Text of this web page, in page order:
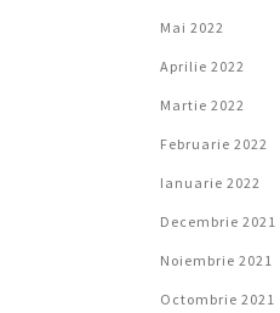
Mai 2022
Aprilie 2022
Martie 2022
Februarie 2022
Ianuarie 2022
Decembrie 2021
Noiembrie 2021
Octombrie 2021